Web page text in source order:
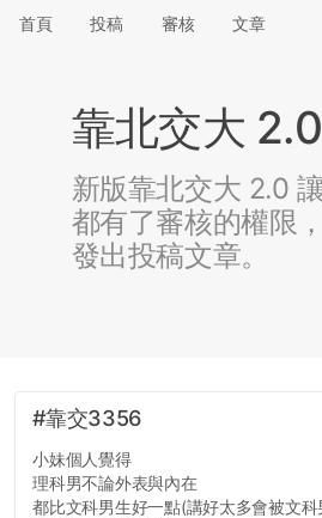
首頁 投稿 審核 文章
靠北交大 2.0
新版靠北交大 2.0
都有了審核的權限
發出投稿文章。
#靠交3356
小妹個人覺得
理科男不論外表與內在
都比文科男生好一點(講好太多會被文科